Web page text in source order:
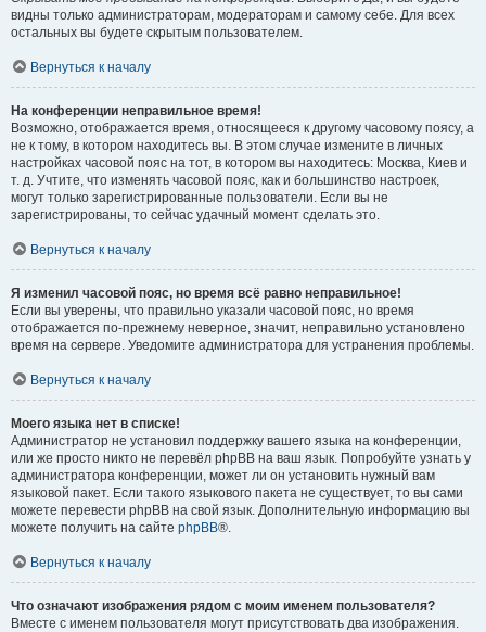
видны только администраторам, модераторам и самому себе. Для всех
остальных вы будете скрытым пользователем.
Вернуться к началу
На конференции неправильное время!
Возможно, отображается время, относящееся к другому часовому поясу, а
не к тому, в котором находитесь вы. В этом случае измените в личных
настройках часовой пояс на тот, в котором вы находитесь: Москва, Киев и
т. д. Учтите, что изменять часовой пояс, как и большинство настроек,
могут только зарегистрированные пользователи. Если вы не
зарегистрированы, то сейчас удачный момент сделать это.
Вернуться к началу
Я изменил часовой пояс, но время всё равно неправильное!
Если вы уверены, что правильно указали часовой пояс, но время
отображается по-прежнему неверное, значит, неправильно установлено
время на сервере. Уведомите администратора для устранения проблемы.
Вернуться к началу
Моего языка нет в списке!
Администратор не установил поддержку вашего языка на конференции,
или же просто никто не перевёл phpBB на ваш язык. Попробуйте узнать у
администратора конференции, может ли он установить нужный вам
языковой пакет. Если такого языкового пакета не существует, то вы сами
можете перевести phpBB на свой язык. Дополнительную информацию вы
можете получить на сайте phpBB®.
Вернуться к началу
Что означают изображения рядом с моим именем пользователя?
Вместе с именем пользователя могут присутствовать два изображения.